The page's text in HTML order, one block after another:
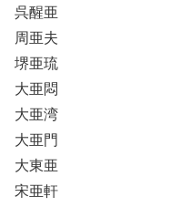
呉醒亜
周亜夫
堺亜琉
大亜悶
大亜湾
大亜門
大東亜
宋亜軒